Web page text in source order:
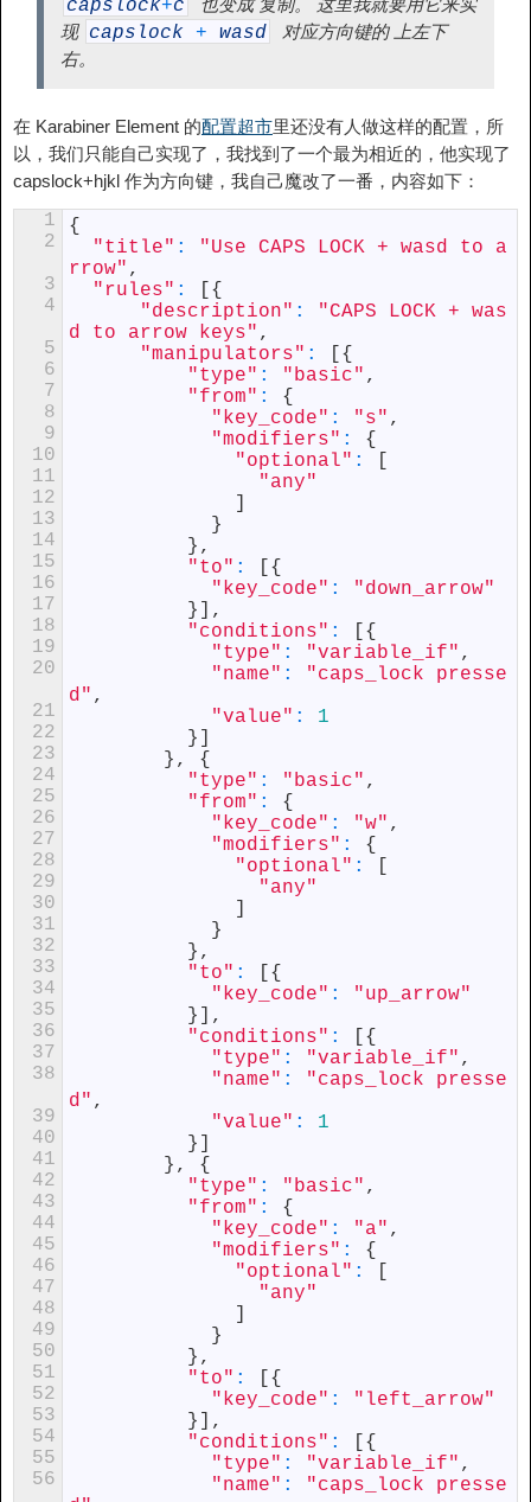
capslock+c
现 capslock + wasd
对应方向键的 上左下
右。
在 Karabiner Element 的配置超市里还没有人做这样的配置，所
以，我们只能自己实现了，我找到了一个最为相近的，他实现了
capslock+hjkl 作为方向键，我自己魔改了一番，内容如下：
1
2
3
4
5
6
7
8
9
10
11
12
13
14
15
16
17
18
19
20
21
22
23
24
25
26
27
28
29
30
31
32
33
34
35
36
37
38
39
40
41
42
43
44
45
46
47
48
49
50
51
52
53
54
55
56
{
"title" :
"Use CAPS LOCK + wasd to a
rrow" ,
"rules" :
{
"description" :
"CAPS LOCK + was
d to arrow keys" ,
"manipulators" :
{
"type" : "basic" ,
"from" :
{
"key_code" : "s" ,
"modifiers" :
{
"optional" :
"any"
}
} ,
"to" :
{
"key_code" :
"down_arrow"
}
,
"conditions" :
{
"type" : "variable_if" ,
"name" :
"caps_lock presse
d" ,
"value" :
1
}
} ,
{
"type" : "basic" ,
"from" :
{
"key_code" : "w" ,
"modifiers" :
{
"optional" :
"any"
}
} ,
"to" :
{
"key_code" :
"up_arrow"
}
,
"conditions" :
{
"type" : "variable_if" ,
"name" :
"caps_lock presse
d" ,
"value" :
1
}
} ,
{
"type" : "basic" ,
"from" :
{
"key_code" : "a" ,
"modifiers" :
{
"optional" :
"any"
}
} ,
"to" :
{
"key_code" :
"left_arrow"
}
,
"conditions" :
{
"type" : "variable_if" ,
"name" :
"caps_lock presse